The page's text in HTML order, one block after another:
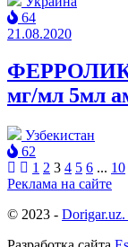
64
21.08.2020
ФЕРРОЛИК
мг/мл 5мл
Узбекистан
62
1 2 3 4 5 6 ... 10
Реклама на сайте
© 2023 -